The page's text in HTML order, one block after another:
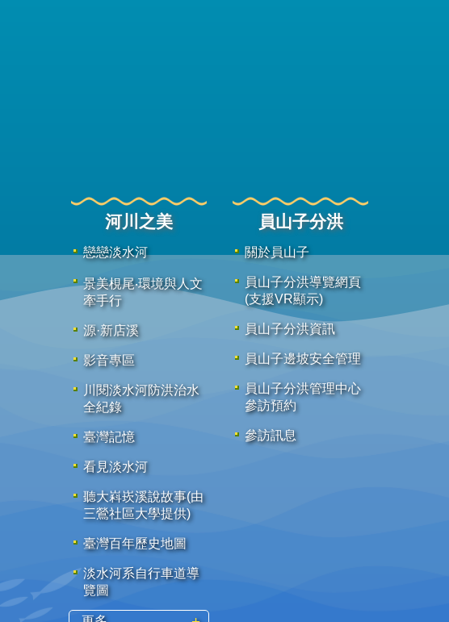
河川之美
戀戀淡水河
景美梘尾‧環境與人文
牽手行
源·新店溪
影音專區
川閱淡水河防洪治水
全紀錄
臺灣記憶
看見淡水河
聽大嵙崁溪說故事(由
三鶯社區大學提供)
臺灣百年歷史地圖
淡水河系自行車道導
覽圖
員山子分洪
關於員山子
員山子分洪導覽網頁
(支援VR顯示)
員山子分洪資訊
員山子邊坡安全管理
員山子分洪管理中心
參訪預約
參訪訊息